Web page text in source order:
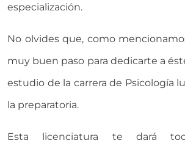
especialización.
No olvides que, como
muy buen paso para dedicarte a
estudio de la carrera de Psicología
la preparatoria.
Esta licenciatura te dará